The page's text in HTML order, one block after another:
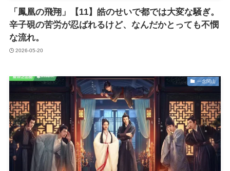
「鳳凰の飛翔」【11】皓のせいで都では大変な騒ぎ。
辛子硯の苦労が忍ばれるけど、なんだかとっても不憫
な流れ。
2026-05-20
一念関山